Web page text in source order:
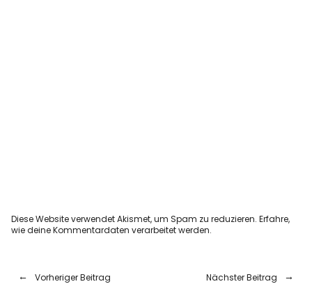
Diese Website verwendet Akismet, um Spam zu reduzieren.Erfahre,
wie deine Kommentardaten verarbeitet werden.
Vorheriger Beitrag
Nächster Beitrag